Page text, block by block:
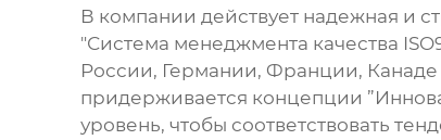
В компании действует надежная и
"Система менеджмента качества
России, Германии, Франции,
придерживается концепции
уровень, чтобы соответствовать